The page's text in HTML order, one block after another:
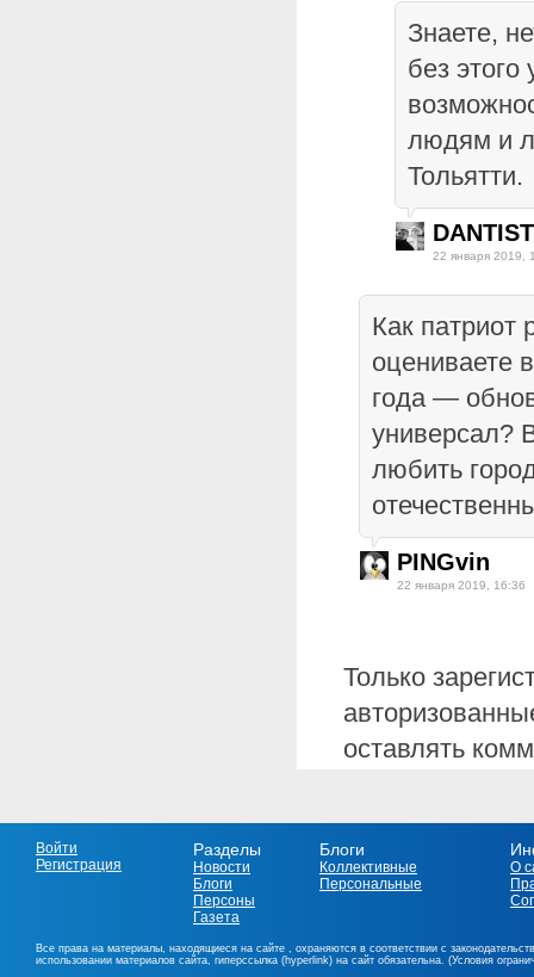
Знаете,
без этого
людям и
Тольятти.
DANTIST
22 января 2019,
Как патриот
оцениваете
года —
универсал?
любить
PINGvin
22 января 2019, 16:36
Только
оставлять
Войти
Регистрация
Разделы
Новости
Блоги
Персоны
Газета
Блоги
Коллективные
Персональные
О
Все права на материалы, находящиеся на сайте , охраняются в соответствии с
использовании материалов сайта, гиперссылка (hyperlink) на сайт обязательна. (Условия